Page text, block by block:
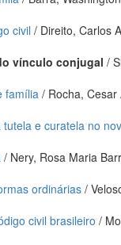
civil / Direito, Carlos
vínculo conjugal /
família / Rocha, Cesar
e curatela no
/ Nery, Rosa Maria
ordinárias /
civil brasileiro /